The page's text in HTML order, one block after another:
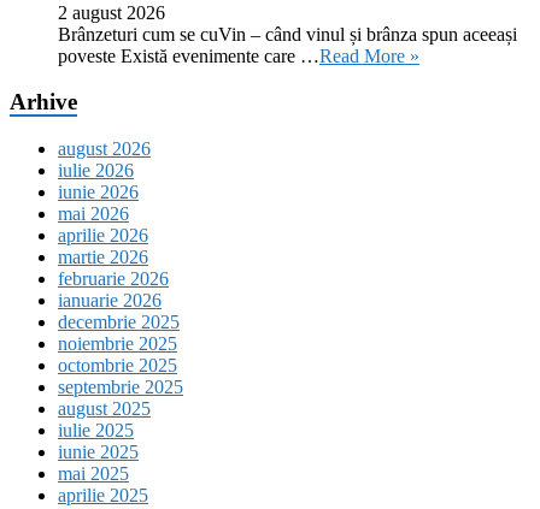
2 august 2026
Brânzeturi cum se cuVin – când vinul și brânza spun aceeași
poveste Există evenimente care …Read More »
Arhive
august 2026
iulie 2026
iunie 2026
mai 2026
aprilie 2026
martie 2026
februarie 2026
ianuarie 2026
decembrie 2025
noiembrie 2025
octombrie 2025
septembrie 2025
august 2025
iulie 2025
iunie 2025
mai 2025
aprilie 2025